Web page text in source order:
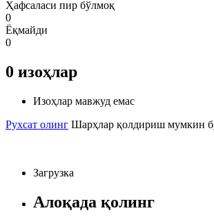
Ҳафсаласи пир бўлмоқ
0
Ёқмайди
0
0 изоҳлар
Изоҳлар мавжуд емас
Рухсат олинг Шарҳлар қолдириш мумкин
Загрузка
Алоқада қолинг